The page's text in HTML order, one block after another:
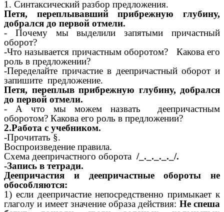
1. Синтаксический разбор предложения.
Петя, переплывавший прибрежную глубину,
добрался до первой отмели.
- Почему мы выделили запятыми причастный
оборот?
-Что называется причастным оборотом? Какова его
роль в предложении?
-Переделайте причастие в деепричастный оборот и
запишите предложение.
Петя, переплыв прибрежную глубину, добрался
до первой отмели.
- А что мы можем назвать деепричастным
оборотом? Какова его роль в предложении?
2.Работа с учебником.
-Прочитать §.
Воспроизведение правила.
Схема деепричастного оборота /_._._._._/.
-Запись в тетради.
Деепричастия и деепричастные обороты не
обособляются:
1) если деепричастие непосредственно примыкает к
глаголу и имеет значение образа действия: Не спеша